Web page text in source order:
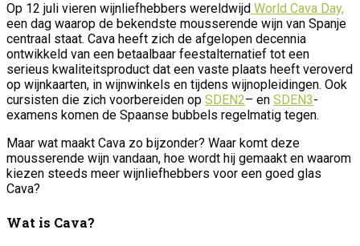
Op 12 juli vieren wijnliefhebbers wereldwijd World Cava Day,
een dag waarop de bekendste mousserende wijn van Spanje
centraal staat. Cava heeft zich de afgelopen decennia
ontwikkeld van een betaalbaar feestalternatief tot een
serieus kwaliteitsproduct dat een vaste plaats heeft veroverd
op wijnkaarten, in wijnwinkels en tijdens wijnopleidingen. Ook
cursisten die zich voorbereiden op SDEN2– en SDEN3-
examens komen de Spaanse bubbels regelmatig tegen.
Maar wat maakt Cava zo bijzonder? Waar komt deze
mousserende wijn vandaan, hoe wordt hij gemaakt en waarom
kiezen steeds meer wijnliefhebbers voor een goed glas
Cava?
Wat is Cava?